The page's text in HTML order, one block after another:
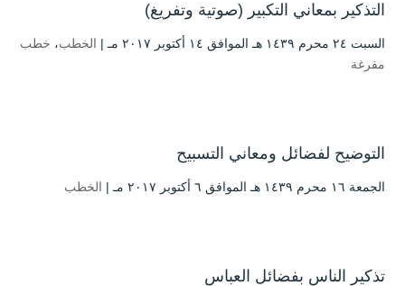
التذكير بمعاني التكبير (صوتية وتفريغ)
السبت ۲٤ محرم ۱٤۳۹ هـ الموافق ۱٤ أكتوبر ۲۰۱۷ مـ | الخطب، خطب
مفرغة
التوضيح لفضائل ومعاني التسبيح
الجمعة ۱٦ محرم ۱٤۳۹ هـ الموافق ٦ أكتوبر ۲۰۱۷ مـ | الخطب
تذكير الناس بفضائل العباس